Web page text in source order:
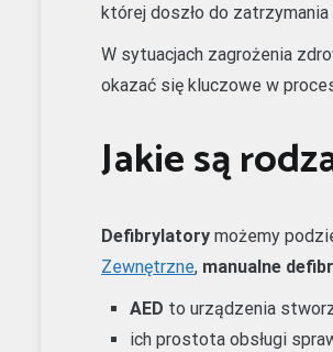
której doszło do zatrzymania
W sytuacjach zagrożenia
okazać się kluczowe w
Jakie są
Defibrylatory możemy
Zewnętrzne, manualne
AED to urządzenia
ich prostota obsługi